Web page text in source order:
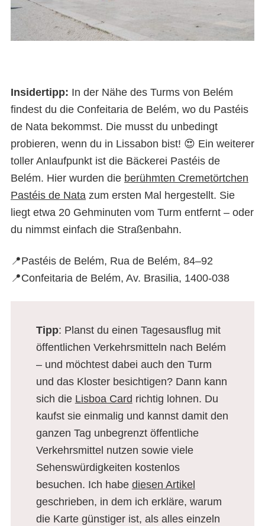
Insidertipp: In der Nähe des Turms von Belém
findest du die Confeitaria de Belém, wo du Pastéis
de Nata bekommst. Die musst du unbedingt
probieren, wenn du in Lissabon bist! 😍 Ein weiterer
toller Anlaufpunkt ist die Bäckerei Pastéis de
Belém. Hier wurden die berühmten Cremetörtchen
Pastéis de Nata zum ersten Mal hergestellt. Sie
liegt etwa 20 Gehminuten vom Turm entfernt – oder
du nimmst einfach die Straßenbahn.
📍Pastéis de Belém, Rua de Belém, 84–92
📍Confeitaria de Belém, Av. Brasilia, 1400-038
Tipp: Planst du einen Tagesausflug mit
öffentlichen Verkehrsmitteln nach Belém
– und möchtest dabei auch den Turm
und das Kloster besichtigen? Dann kann
sich die Lisboa Card richtig lohnen. Du
kaufst sie einmalig und kannst damit den
ganzen Tag unbegrenzt öffentliche
Verkehrsmittel nutzen sowie viele
Sehenswürdigkeiten kostenlos
besuchen. Ich habe diesen Artikel
geschrieben, in dem ich erkläre, warum
die Karte günstiger ist, als alles einzeln